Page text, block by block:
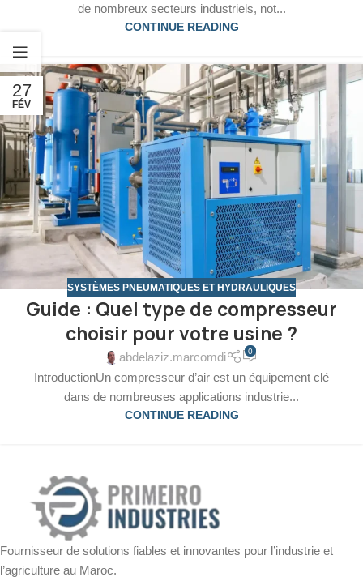
de nombreux secteurs industriels, not...
CONTINUE READING
27
FÉV
SYSTÈMES PNEUMATIQUES ET HYDRAULIQUES
Guide : Quel type de compresseur
choisir pour votre usine ?
abdelaziz.marcomdi 0
IntroductionUn compresseur d’air est un équipement clé
dans de nombreuses applications industrie...
CONTINUE READING
Fournisseur de solutions fiables et innovantes pour l’industrie et
l’agriculture au Maroc.